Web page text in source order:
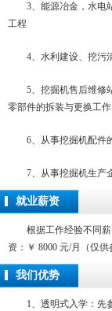
3、能源冶金，水电站
工程
4、水利建设、挖污
5、挖掘机售后维修站
零部件的拆装与更换工作.
6、从事挖掘机配件的
7、从事挖掘机生产企
就业薪资
根据工作经验不同薪
资：￥ 8000 元/月（仅供
我们优势
1、透明式入学：先